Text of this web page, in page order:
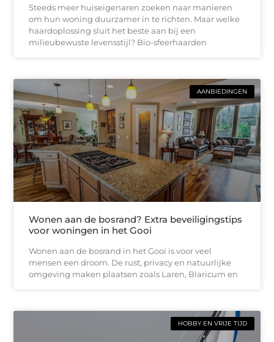
Steeds meer huiseigenaren zoeken naar manieren
om hun woning duurzamer in te richten. Maar welke
haardoplossing sluit het beste aan bij een
milieubewuste levensstijl? Bio-sfeerhaarden
AANBIEDINGEN
Wonen aan de bosrand? Extra beveiligingstips
voor woningen in het Gooi
Wonen aan de bosrand in het Gooi is voor veel
mensen een droom. De rust, privacy en natuurlijke
omgeving maken plaatsen zoals Laren, Blaricum en
HOBBY EN VRIJE TIJD